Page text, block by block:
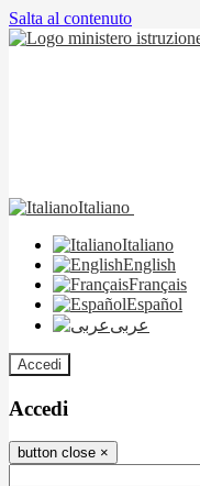
Salta al contenuto
Italiano
Italiano
English
Français
Español
عربى
Accedi
Accedi
button close ×